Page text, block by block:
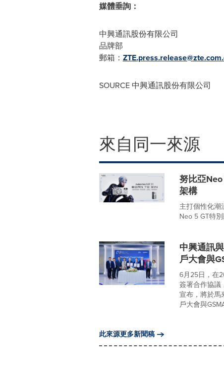
媒體垂詢：
中興通訊股份有限公司
品牌部
郵箱：
SOURCE 中興通訊股份有限公司
來自同一來源
努比亞
架構
主打個性化潮
Neo 5 GT特
中興通訊
戶大會與
6月25日，在
簽署合作協議
宣布，將於馬
戶大會與
此來源更多新聞稿